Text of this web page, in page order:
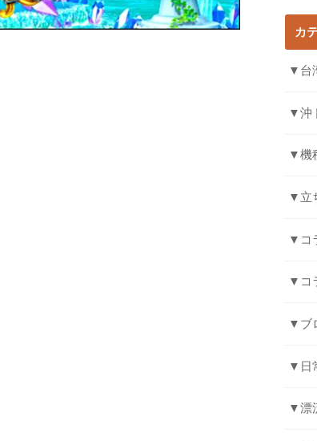
カ
▼台
▼沖
▼機
▼立
▼コ
▼コ
▼ブ
▼日
▼漂